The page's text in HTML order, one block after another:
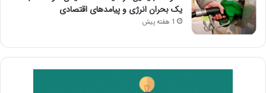
یک بحران انرژی و پیامدهای اقتصادی
1 هفته پیش